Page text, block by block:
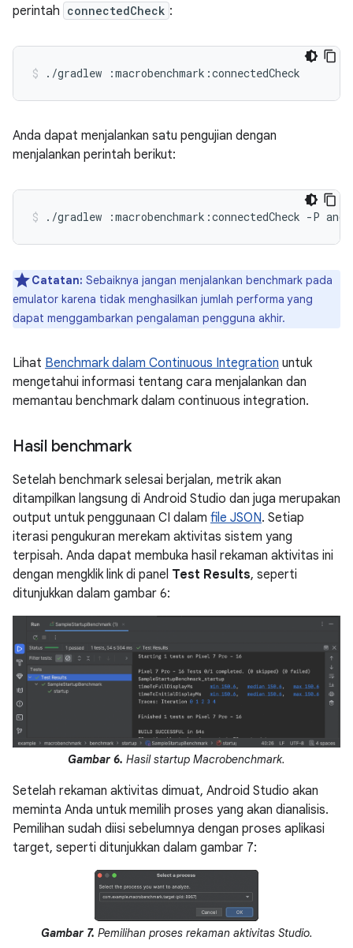
perintah connectedCheck :
./gradlew :macrobenchmark:connectedCheck
Anda dapat menjalankan satu pengujian dengan
menjalankan perintah berikut:
./gradlew :macrobenchmark:connectedCheck -P
Catatan: Sebaiknya jangan menjalankan benchmark pada
emulator karena tidak menghasilkan jumlah performa yang
dapat menggambarkan pengalaman pengguna akhir.
Lihat Benchmark dalam Continuous Integration untuk
mengetahui informasi tentang cara menjalankan dan
memantau benchmark dalam continuous integration.
Hasil benchmark
Setelah benchmark selesai berjalan, metrik akan
ditampilkan langsung di Android Studio dan juga merupakan
output untuk penggunaan CI dalam file JSON. Setiap
iterasi pengukuran merekam aktivitas sistem yang
terpisah. Anda dapat membuka hasil rekaman aktivitas ini
dengan mengklik link di panel Test Results, seperti
ditunjukkan dalam gambar 6:
Gambar 6. Hasil startup Macrobenchmark.
Setelah rekaman aktivitas dimuat, Android Studio akan
meminta Anda untuk memilih proses yang akan dianalisis.
Pemilihan sudah diisi sebelumnya dengan proses aplikasi
target, seperti ditunjukkan dalam gambar 7:
Gambar 7. Pemilihan proses rekaman aktivitas Studio.